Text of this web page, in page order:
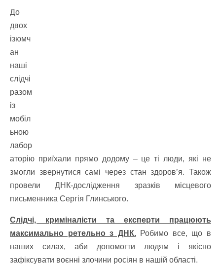
До
двох
ізюмч
ан
наші
слідчі
разом
із
мобіл
ьною
лабор
аторію приїхали прямо додому – це ті люди, які не
змогли звернутися самі через стан здоров’я. Також
провели ДНК-дослідження зразків місцевого
письменника Сергія Глинського.
Слідчі, криміналісти та експерти працюють
максимально ретельно з ДНК.Робимо все, що в
наших силах, аби допомогти людям і якісно
зафіксувати воєнні злочини росіян в нашій області.